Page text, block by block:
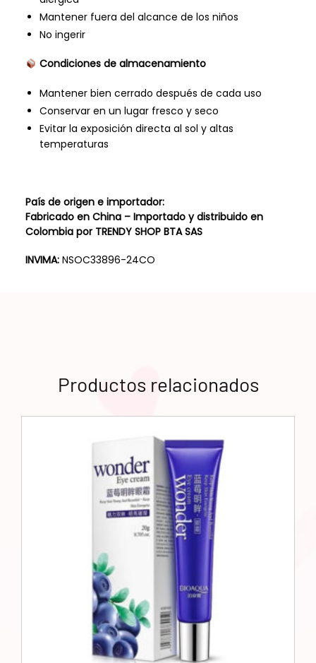
Mantener fuera del alcance de los niños
No ingerir
Condiciones de almacenamiento
Mantener bien cerrado después de cada uso
Conservar en un lugar fresco y seco
Evitar la exposición directa al sol y altas
temperaturas
País de origen e importador:
Fabricado en China – Importado y distribuido en
Colombia por TRENDY SHOP BTA SAS
INVIMA:NSOC33896-24CO
Productos relacionados